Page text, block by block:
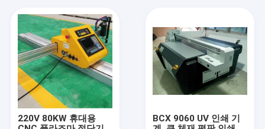
220V 80KW 휴대용
BCX 9060 UV 인쇄 기